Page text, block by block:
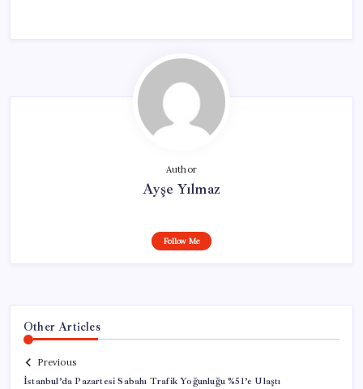
Author
Ayşe Yılmaz
Follow Me
Other Articles
Previous
İstanbul’da Pazartesi Sabahı Trafik Yoğunluğu %51’e Ulaştı